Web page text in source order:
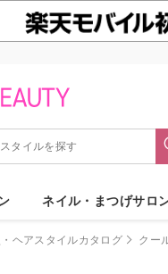
ネイル・まつげサロ
ヘアスタイルカタログ クー